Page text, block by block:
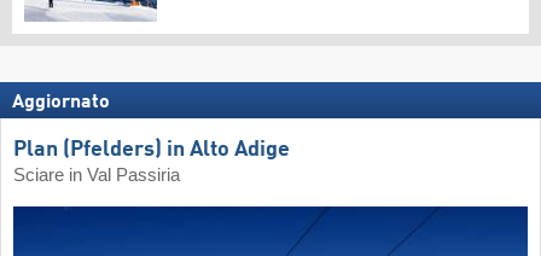
Aggiornato
Plan (Pfelders) in Alto Adige
Sciare in Val Passiria